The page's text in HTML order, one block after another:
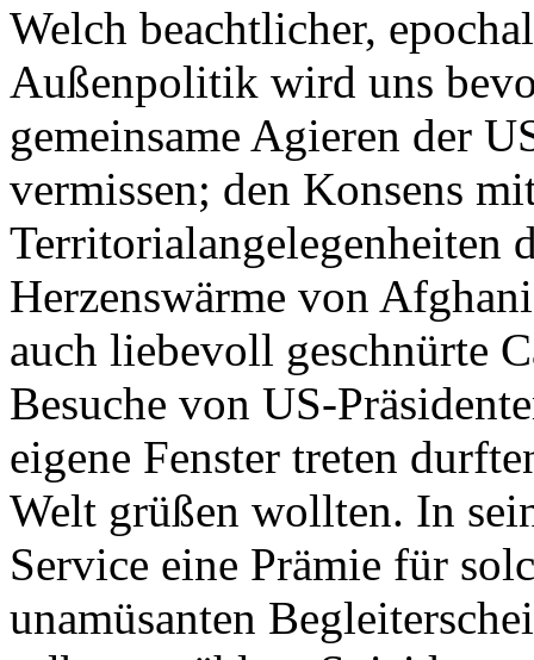
Welch beachtlicher,
Außenpolitik wird uns
gemeinsame Agieren der
vermissen; den Konsens
Territorialangelegenheiten
Herzenswärme von
auch liebevoll geschnürte
Besuche von US-
eigene Fenster treten
Welt grüßen wollten. In
Service eine Prämie für
unamüsanten